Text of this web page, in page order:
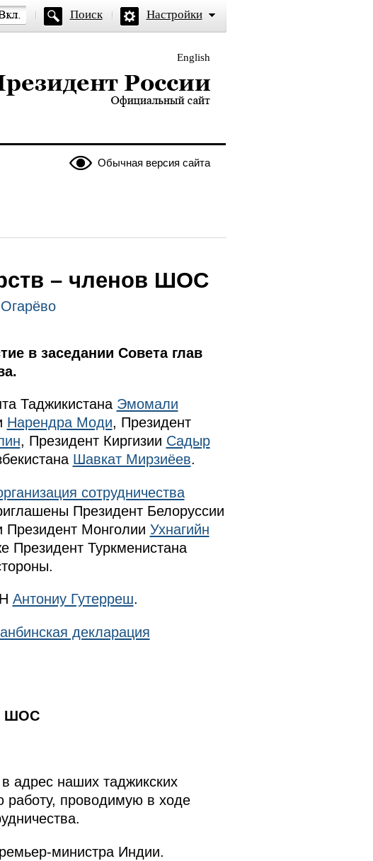
Поиск Настройки
English
России — официальный сайт
Обычная версия сайта
– членов ШОС
в заседании Совета глав
Таджикистана Эмомали
Нарендра Моди, Президент
, Президент Киргизии Садыр
Шавкат Мирзиёев.
сотрудничества
Президент Белоруссии
Президент Монголии Ухнагийн
Президент Туркменистана
Антониу Гутерреш.
декларация
ШОС
адрес наших таджикских
проводимую в ходе
министра Индии.